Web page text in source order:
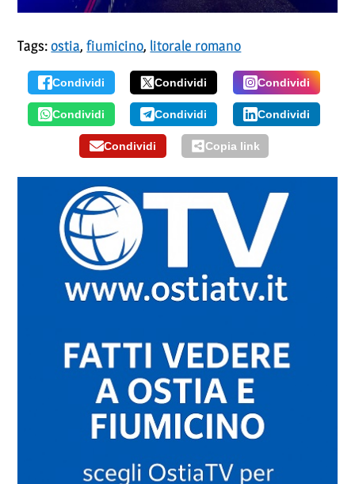
Tags:ostia,fiumicino, litorale romano
Condividi Condividi Condividi
Condividi Condividi Condividi
Condividi Copia link